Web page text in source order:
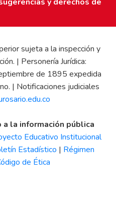
sujeta a la inspección y
| Personería Jurídica:
de 1895 expedida
| Notificaciones judiciales
a la información pública
Educativo Institucional
Estadístico | Régimen
de Ética